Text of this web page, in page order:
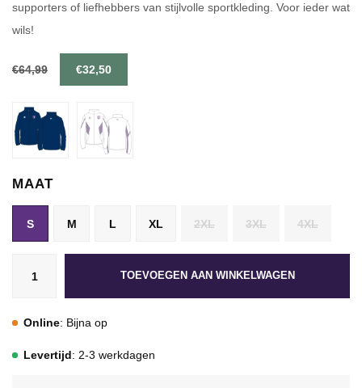
supporters of liefhebbers van stijlvolle sportkleding. Voor ieder wat
wils!
€64,99 €32,50
MAAT
S M L XL 2XL 3XL 4XL
TOEVOEGEN AAN WINKELWAGEN
Online: Bijna op
Levertijd: 2-3 werkdagen